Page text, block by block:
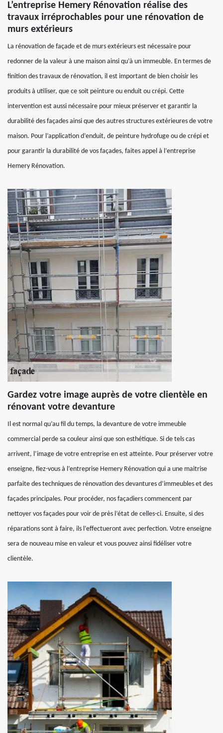
L’entreprise Hemery Rénovation réalise des
travaux irréprochables pour une rénovation de
murs extérieurs
La rénovation de façade et de murs extérieurs est nécessaire pour
redonner de la valeur à une maison ainsi qu’à un immeuble. En termes de
finition des travaux de rénovation, il est important de bien choisir les
produits à utiliser, que ce soit peinture ou enduit ou crépi. Cette
intervention est aussi nécessaire pour mieux préserver et garantir la
durabilité des façades ainsi que des autres structures extérieures de votre
maison. Pour l’application d’enduit, de peinture hydrofuge ou de crépi et
pour garantir la durabilité de vos façades, faites appel à l’entreprise
Hemery Rénovation.
Gardez votre image auprès de votre clientèle en
rénovant votre devanture
Il est normal qu’au fil du temps, la devanture de votre immeuble
commercial perde sa couleur ainsi que son esthétique. Si de tels cas
arrivent, l’image de votre entreprise en est atteinte. Pour préserver votre
enseigne, fiez-vous à l’entreprise Hemery Rénovation qui a une maitrise
parfaite des techniques de rénovation des devantures d’immeubles et des
façades principales. Pour procéder, nos façadiers commencent par
nettoyer vos façades pour voir de près l’état de celles-ci. Ensuite, si des
réparations sont à faire, ils l’effectueront avec perfection. Votre enseigne
sera de nouveau mise en valeur et vous pouvez ainsi fidéliser votre
clientèle.